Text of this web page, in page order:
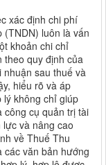
xác định chi phí
luôn là vấn
khoản chi chỉ
theo quy định của
sau thuế và
hiểu rõ và áp
lý không chỉ giúp
công cụ quản trị tài
và nâng cao
về Thuế Thu
các văn bản hướng